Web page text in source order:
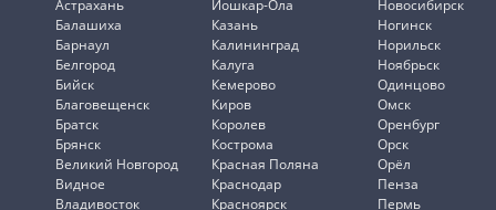
Астрахань
Балашиха
Барнаул
Белгород
Бийск
Благовещенск
Братск
Брянск
Великий Новгород
Видное
Владивосток
Йошкар-Ола
Казань
Калининград
Калуга
Кемерово
Киров
Королев
Кострома
Красная Поляна
Краснодар
Красноярск
Новосибирск
Ногинск
Норильск
Ноябрьск
Одинцово
Омск
Оренбург
Орск
Орёл
Пенза
Пермь